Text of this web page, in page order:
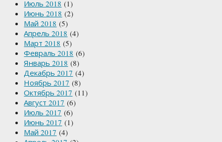
Июль 2018 (1)
Июнь 2018 (2)
Май 2018 (5)
Апрель 2018 (4)
Март 2018 (5)
Февраль 2018 (6)
Январь 2018 (8)
Декабрь 2017 (4)
Ноябрь 2017 (8)
Октябрь 2017 (11)
Август 2017 (6)
Июль 2017 (6)
Июнь 2017 (1)
Май 2017 (4)